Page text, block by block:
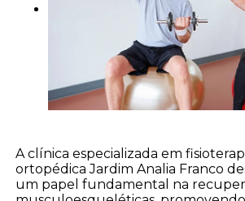
A clínica especializada em
ortopédica Jardim Analia Franco
um papel fundamental na